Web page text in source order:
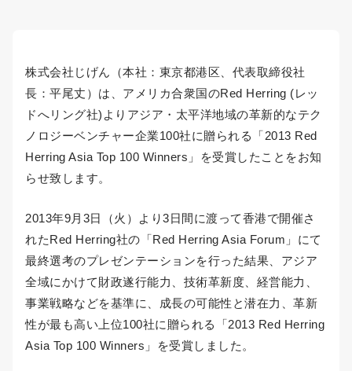
株式会社じげん（本社：東京都港区、代表取締役社
長：平尾丈）は、アメリカ合衆国のRed Herring (レッ
ドへリング社)よりアジア・太平洋地域の革新的なテク
ノロジーベンチャー企業100社に贈られる「2013 Red
Herring Asia Top 100 Winners」を受賞したことをお知
らせ致します。
2013年9月3日（火）より3日間に渡って香港で開催さ
れたRed Herring社の「Red Herring Asia Forum」にて
最終選考のプレゼンテーションを行った結果、アジア
全域にかけて財政遂行能力、技術革新度、経営能力、
事業戦略などを基準に、成長の可能性と潜在力、革新
性が最も高い上位100社に贈られる「2013 Red Herring
Asia Top 100 Winners」を受賞しました。